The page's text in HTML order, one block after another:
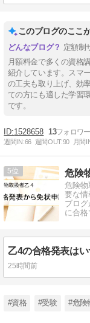
このブログのここ
定額制
月額料金で多くの資格
紹介しています。スマ
の工夫も取り上げ、効
ての方にも適した学習
です。
1528658 13
週間IN:66 週間OUT:90 月間
5 危険
危険物
要な情
ブロ
に合格
25時間前
#資格 #受験 #危険